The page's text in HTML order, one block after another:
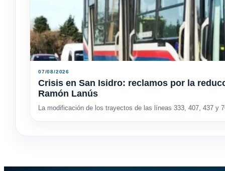
07/08/2026
Crisis en San Isidro: reclamos por la
Ramón Lanús
La modificación de los trayectos de las líneas 333, 407, 437 y